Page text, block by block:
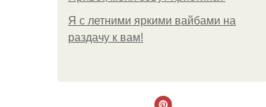
Я с летними яркими вайбами на
раздачу к вам!